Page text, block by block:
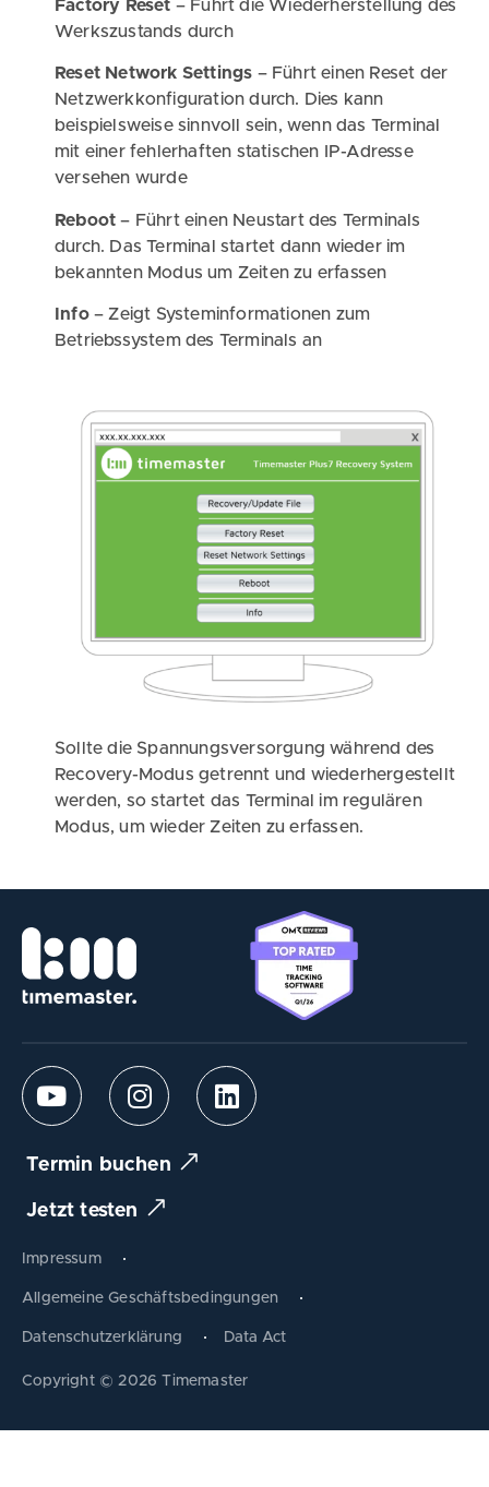
Factory Reset – Führt die Wiederherstellung des
Werkszustands durch
Reset Network Settings – Führt einen Reset der
Netzwerkkonfiguration durch. Dies kann
beispielsweise sinnvoll sein, wenn das Terminal
mit einer fehlerhaften statischen IP-Adresse
versehen wurde
Reboot– Führt einen Neustart des Terminals
durch. Das Terminal startet dann wieder im
bekannten Modus um Zeiten zu erfassen
Info – Zeigt Systeminformationen zum
Betriebssystem des Terminals an
Sollte die Spannungsversorgung während des
Recovery-Modus getrennt und wiederhergestellt
werden, so startet das Terminal im regulären
Modus, um wieder Zeiten zu erfassen.
Produkt tauschen
Termin buchen
Jetzt testen
Impressum
Allgemeine Geschäftsbedingungen
Datenschutzerklärung Data Act
Copyright © 2026 Timemaster